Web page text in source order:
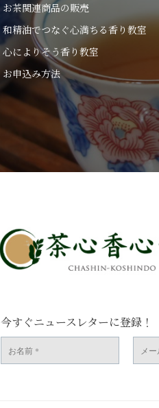
お茶関連商品の販売
和精油でつなぐ心満ちる香り教室
心によりそう香り教室
お申込み方法
今すぐニュースレターに登録！
お
メ